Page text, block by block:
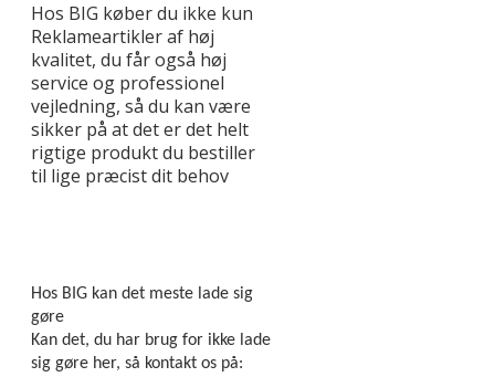
Hos BIG køber du ikke kun
Reklameartikler af høj
kvalitet, du får også høj
service og professionel
vejledning, så du kan være
sikker på at det er det helt
rigtige produkt du bestiller
til lige præcist dit behov
Hos BIG kan det meste lade sig
gøre
Kan det, du har brug for ikke lade
sig gøre her, så kontakt os på: